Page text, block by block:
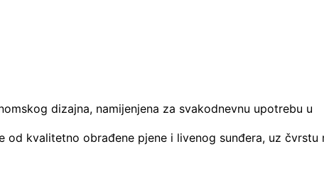
dizajna, namijenjena za svakodnevnu upotrebu u
od kvalitetno obrađene pjene i livenog sunđera, uz